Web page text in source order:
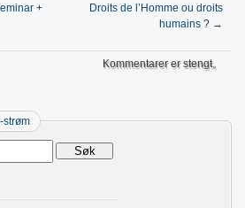
+
Droits de l’Homme ou droits
humains ? →
Kommentarer er stengt。
strøm